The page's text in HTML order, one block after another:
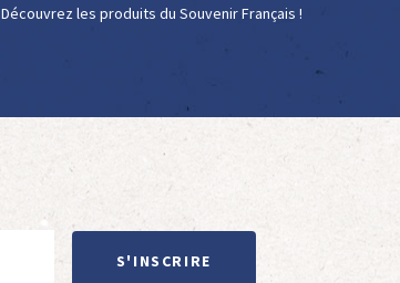
Découvrez les produits du Souvenir Français !
S'INSCRIRE